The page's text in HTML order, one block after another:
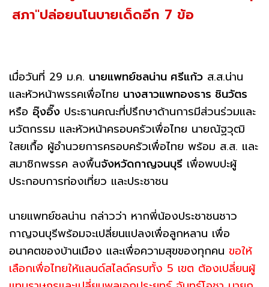
สภา"ปล่อยนโนบายเด็ดอีก 7 ข้อ
เมื่อวันที่ 29 ม.ค. นายแพทย์ชลน่าน ศรีแก้ว ส.ส.น่าน
และหัวหน้าพรรคเพื่อไทย นางสาวแพทองธาร ชินวัตร
หรือ อุ๊งอิ๊ง ประธานคณะที่ปรึกษาด้านการมีส่วนร่วมและ
นวัตกรรม และหัวหน้าครอบครัวเพื่อไทย นายณัฐวุฒิ
ใสยเกื้อ ผู้อำนวยการครอบครัวเพื่อไทย พร้อม ส.ส. และ
สมาชิกพรรค ลงพื้นจังหวัดกาญจนบุรี เพื่อพบปะผู้
ประกอบการท่องเที่ยว และประชาชน
นายแพทย์ชลน่าน กล่าวว่า หากพี่น้องประชาชนชาว
กาญจนบุรีพร้อมจะเปลี่ยนแปลงเพื่อลูกหลาน เพื่อ
อนาคตของบ้านเมือง และเพื่อความสุขของทุกคน ขอให้
เลือกเพื่อไทยให้แลนด์สไลด์ครบทั้ง 5 เขต ต้องเปลี่ยนผู้